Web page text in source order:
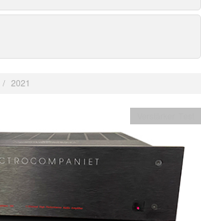
/ 2021